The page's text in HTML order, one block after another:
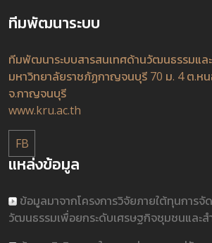
ทีมพัฒนาระบบ
ทีมพัฒนาระบบสารสนเทศด้านวัฒนธรรมแ
มหาวิทยาลัยราชภัฏกาญจนบุรี 70 ม. 4 ต.หน
จ.กาญจนบุรี
www.kru.ac.th
FB
แหล่งข้อมูล
ข้อมูลมาจากโครงการวิจัยภายใต้ทุนการจั
วัฒนธรรมเพื่อยกระดับเศรษฐกิจชุมชนและ